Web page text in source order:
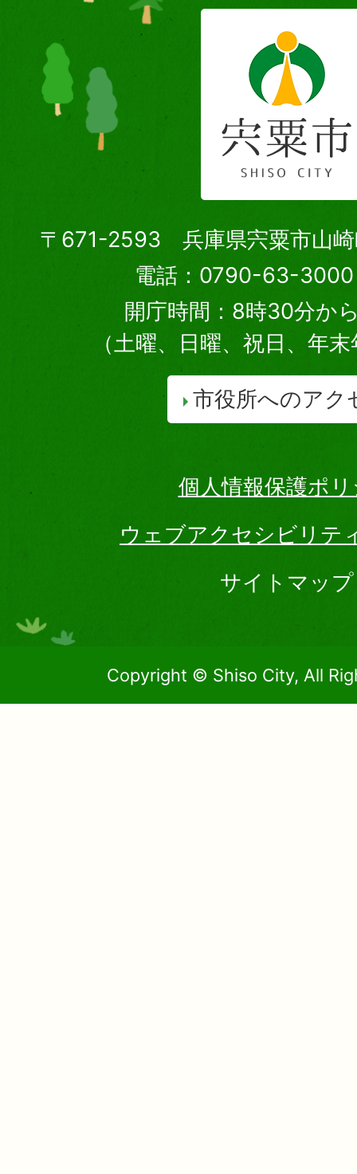
〒671-2593 兵庫県宍粟市山崎
電話：0790-63-3000
開庁時間：8時30分か
（土曜、日曜、祝日、年
市役所へのアク
個人情報保護ポ
ウェブアクセシビリテ
サイトマップ
Copyright © Shiso City, All